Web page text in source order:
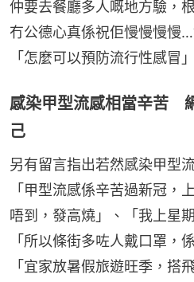
仲要去餐廳多人嘅地方驗，
冇公德心真係祝佢慢慢慢慢
「怎麼可以預防流行性感冒
感染甲型流感相當辛苦
己
另有留言指出若然感染甲型
「甲型流感係辛苦過新冠，
唔到，發高燒」、「我上星
「所以條街多咗人戴口罩，
「宜家放暑假旅遊旺季，搭